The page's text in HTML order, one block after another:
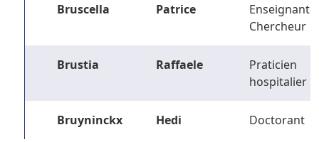
Bruscella Patrice
Enseignant-
Chercheur
Brustia Raffaele
Praticien
hospitalier
Bruyninckx Hedi Doctorant